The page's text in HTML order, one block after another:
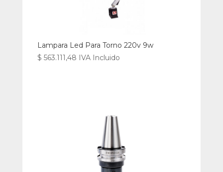
Lampara Led Para Torno 220v 9w
$ 563.111,48 IVA Incluido